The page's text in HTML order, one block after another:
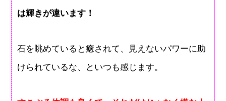
は輝きが違います！
石を眺めていると癒されて、見えないパワーに助
けられているな、といつも感じます。